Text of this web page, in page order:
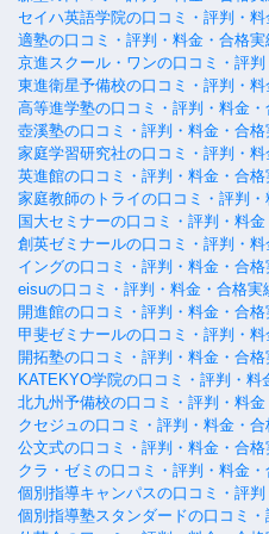
セイハ英語学院の口コミ・評判・
適塾の口コミ・評判・料金・合格実
京進スクール・ワンの口コミ・評
東進衛星予備校の口コミ・評判・
高等進学塾の口コミ・評判・料金
壺溪塾の口コミ・評判・料金・合格
家庭学習研究社の口コミ・評判・
英進館の口コミ・評判・料金・合格
家庭教師のトライの口コミ・評判
国大セミナーの口コミ・評判・料
創英ゼミナールの口コミ・評判・
イングの口コミ・評判・料金・合格
eisuの口コミ・評判・料金・合格実
開進館の口コミ・評判・料金・合格
甲斐ゼミナールの口コミ・評判・
開拓塾の口コミ・評判・料金・合格
KATEKYO学院の口コミ・評判・料
北九州予備校の口コミ・評判・料
クセジュの口コミ・評判・料金・
公文式の口コミ・評判・料金・合格
クラ・ゼミの口コミ・評判・料金
個別指導キャンパスの口コミ・評
個別指導塾スタンダードの口コミ